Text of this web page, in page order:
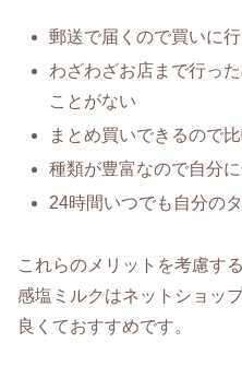
郵送で届くので買いに
わざわざお店まで行っ
ことがない
まとめ買いできるので
種類が豊富なので自分
24時間いつでも自分の
これらのメリットを考慮す
感塩ミルクはネットショッ
良くておすすめです。